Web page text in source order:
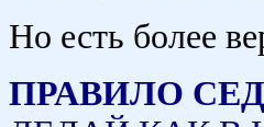
Но есть более
ПРАВИЛО